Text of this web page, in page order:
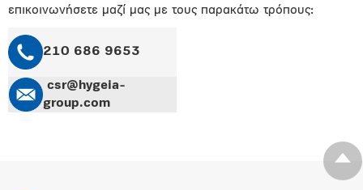
επικοινωνήσετε μαζί μας με τους παρακάτω τρόπους:
210 686 9653
csr@hygeia-
group.com